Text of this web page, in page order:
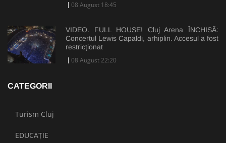
08 August 18:45
VIDEO. FULL HOUSE! Cluj Arena ÎNCHISĂ:
Concertul Lewis Capaldi, arhiplin. Accesul a fost
restricționat
08 August 22:20
CATEGORII
Turism Cluj
EDUCAȚIE